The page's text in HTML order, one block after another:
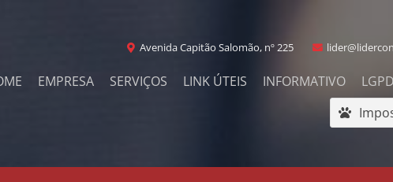
Avenida Capitão Salomão, nº 225
EMPRESA SERVIÇOS LINK ÚTEIS INFORMATIVO LGPD